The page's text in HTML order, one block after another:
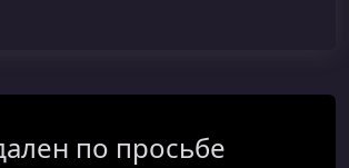
по просьбе